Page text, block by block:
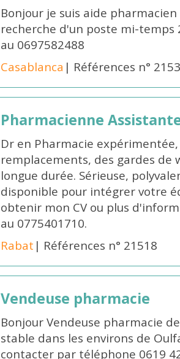
Bonjour je suis aide
recherche d'un poste mi-temps
au 0697582488
Casablanca | Références n°
Pharmacienne
Dr en Pharmacie
remplacements, des gardes de
longue durée. Sérieuse,
disponible pour intégrer votre
obtenir mon CV ou plus
au 0775401710.
Rabat | Références n° 21518
Vendeuse pharmacie
Bonjour Vendeuse pharmacie
stable dans les environs de
contacter par téléphone 0619